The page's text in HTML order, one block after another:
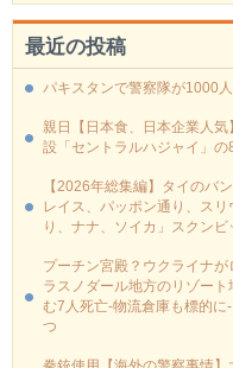
最近の投稿
パキスタンで警察隊が1000
親日【日本食、日本企業人
設「セントラルハジャイ」の
【2026年総集編】タイのバ
レイス、パッポン通り、ス
り、ナナ、ソイカ」スクン
プーチン宮殿？ウクライナ
ラスノダール地方のリゾー
む7人死亡-物流倉庫も標的に
つ